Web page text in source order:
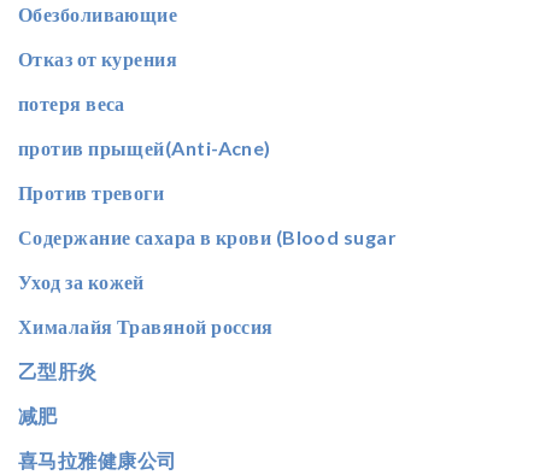
Обезболивающие
Отказ от курения
потеря веса
против прыщей(Anti-Acne)
Против тревоги
Содержание сахара в крови (Blood sugar
Уход за кожей
Хималайя Травяной россия
乙型肝炎
减肥
喜马拉雅健康公司